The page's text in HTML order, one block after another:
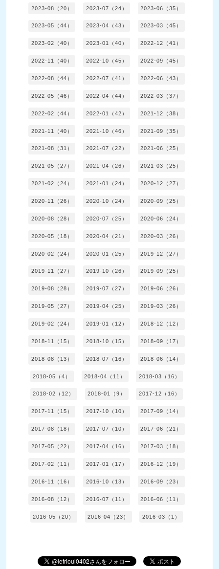
2023-08（20） 2023-07（24） 2023-06（35）
2023-05（44） 2023-04（43） 2023-03（45）
2023-02（40） 2023-01（40） 2022-12（41）
2022-11（40） 2022-10（45） 2022-09（45）
2022-08（44） 2022-07（41） 2022-06（43）
2022-05（46） 2022-04（44） 2022-03（37）
2022-02（44） 2022-01（42） 2021-12（38）
2021-11（40） 2021-10（46） 2021-09（35）
2021-08（31） 2021-07（22） 2021-06（25）
2021-05（27） 2021-04（26） 2021-03（25）
2021-02（24） 2021-01（24） 2020-12（27）
2020-11（26） 2020-10（24） 2020-09（25）
2020-08（28） 2020-07（25） 2020-06（24）
2020-05（18） 2020-04（21） 2020-03（26）
2020-02（24） 2020-01（25） 2019-12（27）
2019-11（27） 2019-10（26） 2019-09（25）
2019-08（28） 2019-07（27） 2019-06（26）
2019-05（27） 2019-04（25） 2019-03（26）
2019-02（24） 2019-01（12） 2018-12（12）
2018-11（15） 2018-10（15） 2018-09（17）
2018-08（13） 2018-07（16） 2018-06（14）
2018-05（4） 2018-04（11） 2018-03（16）
2018-02（12） 2018-01（9） 2017-12（16）
2017-11（15） 2017-10（10） 2017-09（14）
2017-08（18） 2017-07（10） 2017-06（21）
2017-05（22） 2017-04（16） 2017-03（18）
2017-02（11） 2017-01（17） 2016-12（19）
2016-11（16） 2016-10（13） 2016-09（23）
2016-08（12） 2016-07（11） 2016-06（11）
2016-05（20） 2016-04（23） 2016-03（1）